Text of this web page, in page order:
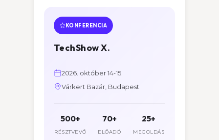
KONFERENCIA
TechShow X.
2026. október 14-15.
Várkert Bazár, Budapest
500+
RÉSZTVEVŐ
70+
ELŐADÓ
25+
MEGOLDÁS